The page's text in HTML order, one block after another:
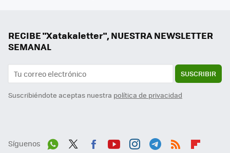
RECIBE "Xatakaletter", NUESTRA NEWSLETTER
SEMANAL
SUSCRIBIR
Suscribiéndote aceptas nuestra política de privacidad
Síguenos